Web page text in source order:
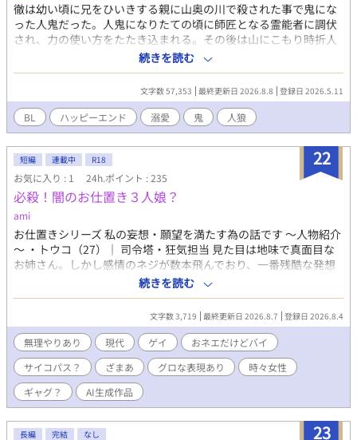
徹は幼い頃に兄をひいきする親に山奥の川で殺された事で鬼にな
った人鬼だった。人鬼になりたての頃に師匠となる霊能者に調伏
され、力の使い方をたたき込まれる。その後は山にこもり時折人
としての生活を楽しみながら生きていた。そんな時に弟弟子から
解呪と護衛の依頼がきた。師匠の孫の幸とバディを組み人狼一族
の護衛に当たる。そんな時に、海外にいた親戚だという若い人狼
が絡まれているのを助ける。熱を帯びる視線に徹は相手にしない
が…… "人狼と女子高生"のスピンオフ。 暴行等の残酷な表現あり
苦手な方はバックお願いします。
続きを読む
文字数 57,353 最終更新日 2026.8.8 登録日 2026.5.11
BL ハッピーエンド 溺愛 鬼 人狼
22
短編 連載中 R18
お気に入り : 1 24h.ポイント : 235
必殺！闇のお仕置き３人娘？
ami
お仕置きシリーズ 私の妄想・願望を満たす為の話です ～人物紹介
～ ・トウコ（27）｜ 司令塔・狂気担当 見た目は地味で真面目な
お姉さん。しかし感情のネジが数本飛んでおり、一番残酷な発想
を笑顔で繰り出す真のサイコパス。「お仕置き」の手順や道具の
選定を楽しそうに行う。 ・ジャスミン（年齢不詳）｜ おとり・色
仕掛け担当 整形によって誰もが見惚れる超絶美女の顔を手に入れ
たオネエ。体は男性のままで、バイセクシャル。華麗なおとり捜
査でターゲットを誘い出す。男気（腕力）を見せる場面も。 ・武
司 / たけちゃん（35）｜ 物理・処刑台担当 190cm・130kgの圧巻
の巨漢ゲイ。見た目のいかつさとは裏腹に、心は乙女で甘いもの
が大好き。「～だわ」「～よ」と喋りながら、規格外の筋力でタ
ーゲットを物理的に逃がさない。
続きを読む
文字数 3,719 最終更新日 2026.8.7 登録日 2026.8.4
無理やりあり 現代 ゲイ
おネエだけどバイ
サイコパス？
ざまあ グロな表現あり
時々女性
ギャグ？
AI生成作品
23
長編 完結 なし